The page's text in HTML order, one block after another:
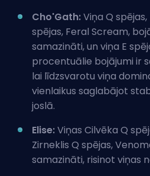
Cho'Gath:Viņa Q
spējas, Feral Scream,
samazināti, un viņa E
procentuālie bojājumi ir
lai līdzsvarotu viņa
vienlaikus saglabājot
joslā.
Elise:Viņas Cilvēka Q
Zirneklis Q spējas,
samazināti, risinot viņas